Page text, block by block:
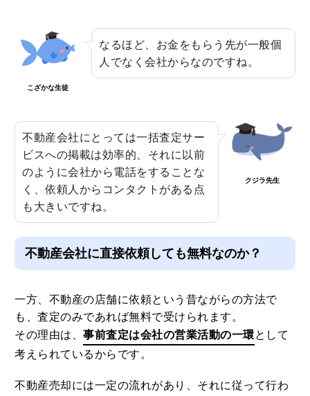
こざかな生徒
なるほど、お金をもらう先が一般個
人でなく会社からなのですね。
不動産会社にとっては一括査定サー
ビスへの掲載は効率的、それに以前
のように会社から電話をすることな
く、依頼人からコンタクトがある点
も大きいですね。
クジラ先生
不動産会社に直接依頼しても無料なのか？
一方、不動産の店舗に依頼という昔ながらの方法で
も、査定のみであれば無料で受けられます。
その理由は、事前査定は会社の営業活動の一環として
考えられているからです。
不動産売却には一定の流れがあり、それに従って行わ